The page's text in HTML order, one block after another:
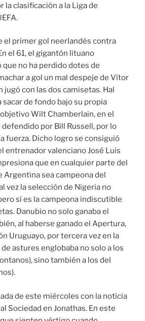
la clasificación a la Liga de
el primer gol neerlandés contra
el 61, el gigantón lituano
que no ha perdido dotes de
a gol un mal despeje de Vítor
jugó con las dos camisetas. Hal
sacar de fondo bajo su propia
Wilt Chamberlain, en el
defendido por Bill Russell, por lo
fuerza. Dicho logro se consiguió
entrenador valenciano José Luis
que en cualquier parte del
Argentina sea campeona del
vez la selección de Nigeria no
sí es la campeona indiscutible
Danubio no solo ganaba el
al haberse ganado el Apertura,
Uruguayo, por tercera vez en la
astures englobaba no solo a los
sino también a los del
de este miércoles con la noticia
Sociedad en Jonathas. En este